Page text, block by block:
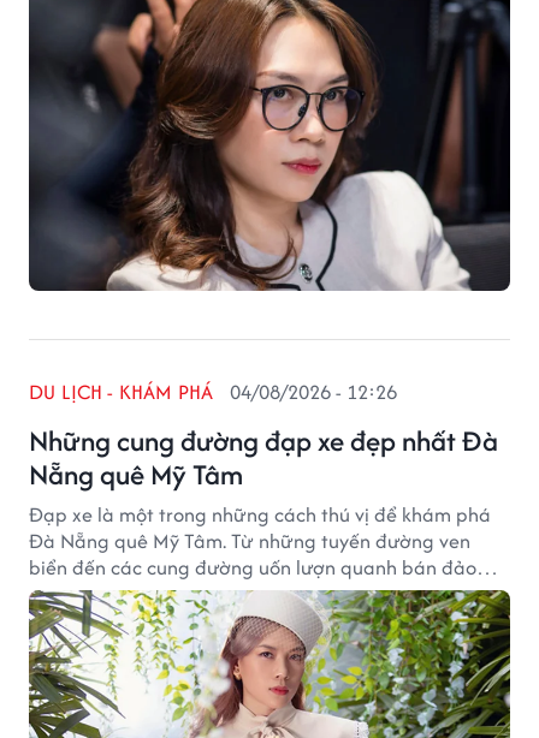
Những cung đường đạp xe đẹp nhất Đà
Nẵng quê Mỹ Tâm
DU LỊCH - KHÁM PHÁ 04/08/2026 - 12:26
Đạp xe là một trong những cách thú vị để khám phá
Đà Nẵng quê Mỹ Tâm. Từ những tuyến đường ven
biển đến các cung đường uốn lượn quanh bán đảo
Sơn Trà, mỗi hành trình đều mang đến những khung
cảnh đáng nhớ.